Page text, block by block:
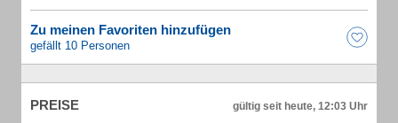
Zu meinen Favoriten hinzufügen
gefällt 10 Personen
PREISE gültig seit heute, 12:03 Uhr